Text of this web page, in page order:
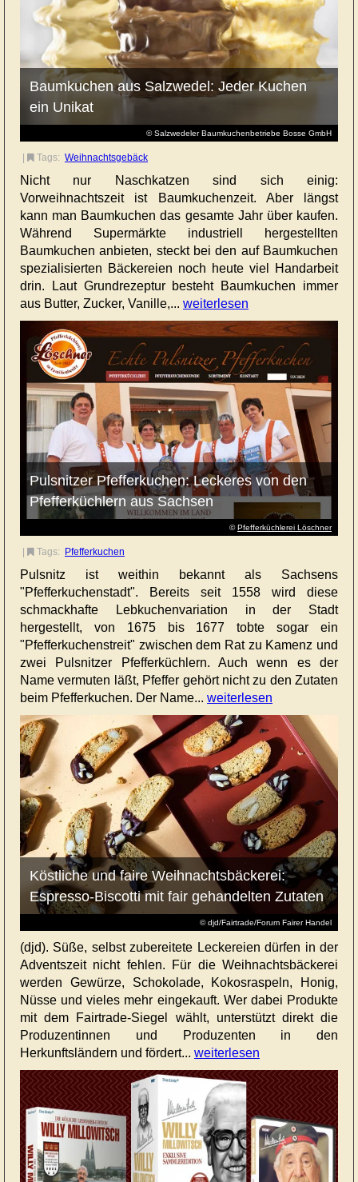
© Salzwedeler Baumkuchenbetriebe Bosse GmbH
Baumkuchen aus Salzwedel: Jeder Kuchen
ein Unikat
| Tags: Weihnachtsgebäck
Nicht nur Naschkatzen sind sich einig:
Vorweihnachtszeit ist Baumkuchenzeit. Aber längst
kann man Baumkuchen das gesamte Jahr über kaufen.
Während Supermärkte industriell hergestellten
Baumkuchen anbieten, steckt bei den auf Baumkuchen
spezialisierten Bäckereien noch heute viel Handarbeit
drin. Laut Grundrezeptur besteht Baumkuchen immer
aus Butter, Zucker, Vanille,... weiterlesen
©Pfefferküchlerei Löschner
Pulsnitzer Pfefferkuchen: Leckeres von den
Pfefferküchlern aus Sachsen
Tags: Pfefferkuchen
Pulsnitz ist weithin bekannt als Sachsens
"Pfefferkuchenstadt". Bereits seit 1558 wird diese
schmackhafte Lebkuchenvariation in der Stadt
hergestellt, von 1675 bis 1677 tobte sogar ein
"Pfefferkuchenstreit" zwischen dem Rat zu Kamenz und
zwei Pulsnitzer Pfefferküchlern. Auch wenn es der
Name vermuten läßt, Pfeffer gehört nicht zu den Zutaten
beim Pfefferkuchen. Der Name... weiterlesen
© djd/Fairtrade/Forum Fairer Handel
Köstliche und faire Weihnachtsbäckerei:
Espresso-Biscotti mit fair gehandelten Zutaten
(djd). Süße, selbst zubereitete Leckereien dürfen in der
Adventszeit nicht fehlen. Für die Weihnachtsbäckerei
werden Gewürze, Schokolade, Kokosraspeln, Honig,
Nüsse und vieles mehr eingekauft. Wer dabei Produkte
mit dem Fairtrade-Siegel wählt, unterstützt direkt die
Produzentinnen und Produzenten in den
Herkunftsländern und fördert... weiterlesen